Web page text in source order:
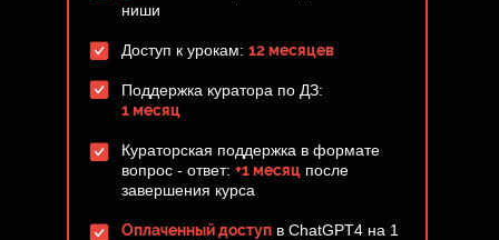
ниши
Доступ к урокам: 12 месяцев
Поддержка куратора по ДЗ:
1 месяц
Кураторская поддержка в формате
вопрос - ответ: +1 месяц после
завершения курса
Оплаченный доступ в ChatGPT4 на 1